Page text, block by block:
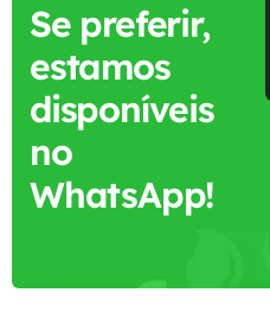
Se preferir,
estamos
disponíveis
no
WhatsApp!